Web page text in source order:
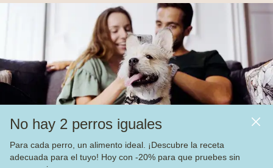
No hay 2 perros iguales
Para cada perro, un alimento ideal. ¡Descubre la receta
adecuada para el tuyo! Hoy con -20% para que pruebes sin
Productos
Sobre Barkyn
Otros links
Piensos